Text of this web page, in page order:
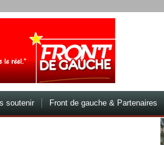
soutenir Front de gauche & Partenaires